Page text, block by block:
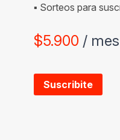
▪ Sorteos para
$5.900 / mes
Suscribite